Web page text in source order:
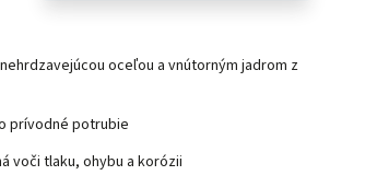
oceľou a vnútorným jadrom z
prívodné potrubie
voči tlaku, ohybu a korózii